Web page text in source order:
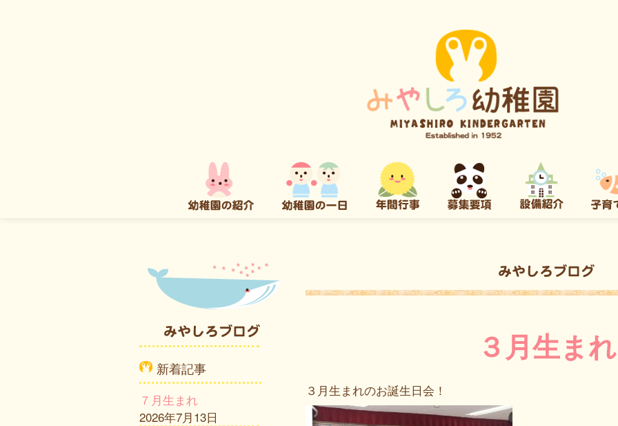
３月生まれ
３月生まれのお誕生日会！
新着記事
７月生まれ
2026年7月13日